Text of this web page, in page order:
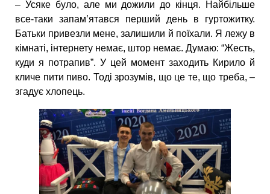
– Усяке було, але ми дожили до кінця. Найбільше
все-таки запам’ятався перший день в гуртожитку.
Батьки привезли мене, залишили й поїхали. Я лежу в
кімнаті, інтернету немає, штор немає. Думаю: “Жесть,
куди я потрапив”. У цей момент заходить Кирило й
кличе пити пиво. Тоді зрозумів, що це те, що треба, –
згадує хлопець.